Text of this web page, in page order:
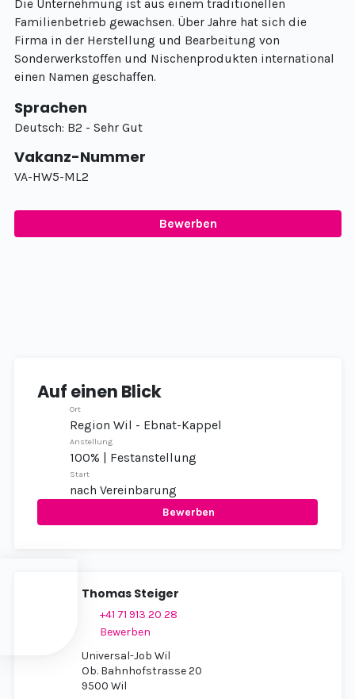
Die Unternehmung ist aus einem traditionellen
Familienbetrieb gewachsen. Über Jahre hat sich die
Firma in der Herstellung und Bearbeitung von
Sonderwerkstoffen und Nischenprodukten international
einen Namen geschaffen.
Sprachen
Deutsch: B2 - Sehr Gut
Vakanz-Nummer
VA-HW5-ML2
Bewerben
Auf einen Blick
Ort
Region Wil - Ebnat-Kappel
Anstellung
100% | Festanstellung
Start
nach Vereinbarung
Bewerben
Thomas Steiger
+41 71 913 20 28
Bewerben
Universal-Job Wil
Ob. Bahnhofstrasse 20
9500 Wil